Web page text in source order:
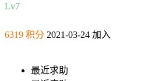
Lv7
6319 积分 2021-03-24 加入
最近求助